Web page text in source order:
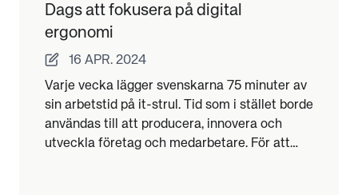
Dags att fokusera på digital
ergonomi
16 APR. 2024
Varje vecka lägger svenskarna 75 minuter av
sin arbetstid på it-strul. Tid som i stället borde
användas till att producera, innovera och
utveckla företag och medarbetare. För att